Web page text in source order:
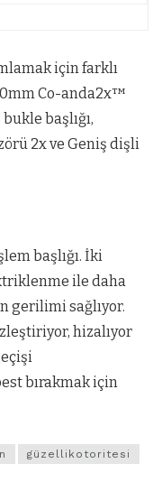
için farklı
Co-anda2x™
başlığı,
2x ve Geniş dişli
başlığı. İki
ile daha
gerilimi sağlıyor.
hizalıyor
bırakmak için
güzellikotoritesi